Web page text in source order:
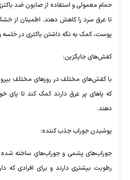
حمام معمولی و استفاده از صابون ضد
تا عرق سرد را کاهش دهند. اطمینان از
پوست، کمک به نگه داشتن باکتری در
کفش‌های جایگزین:
با کفش‌های مختلف در روز‌های مختلف
که پا‌های پر عرق دارند کمک کند تا
دهند.
پوشیدن جوراب جذب کننده:
جوراب‌های پشمی و جوراب‌های ساخته
رطوبت بیشتری دارند و برای افرادی که